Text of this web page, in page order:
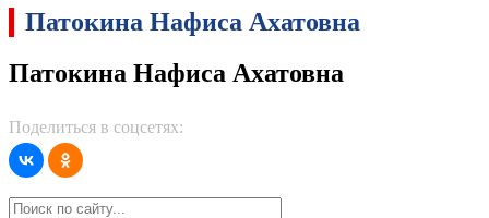
Патокина Нафиса Ахатовна
Патокина Нафиса Ахатовна
Поделиться в соцсетях: